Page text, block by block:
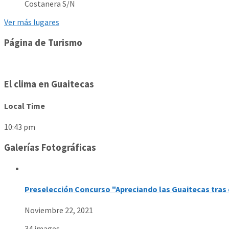
Costanera S/N
Ver más lugares
Página de Turismo
El clima en Guaitecas
Local Time
10:43 pm
Galerías Fotográficas
Preselección Concurso "Apreciando las Guaitecas
Noviembre 22, 2021